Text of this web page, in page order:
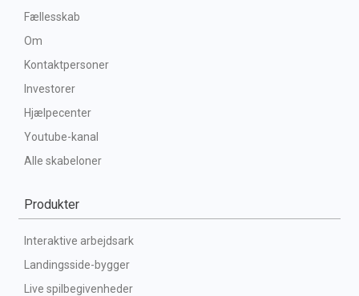
Fællesskab
Om
Kontaktpersoner
Investorer
Hjælpecenter
Youtube-kanal
Alle skabeloner
Produkter
Interaktive arbejdsark
Landingsside-bygger
Live spilbegivenheder